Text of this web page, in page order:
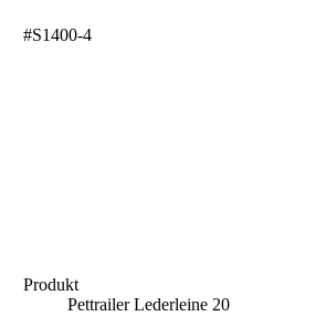
#S1400-4
Produkt
Pettrailer Lederleine 20